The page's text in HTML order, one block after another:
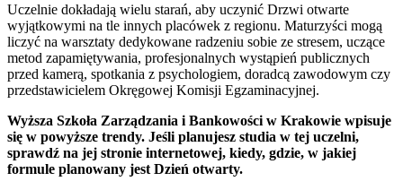
Uczelnie dokładają wielu starań, aby uczynić Drzwi otwarte
wyjątkowymi na tle innych placówek z regionu. Maturzyści mogą
liczyć na warsztaty dedykowane radzeniu sobie ze stresem, uczące
metod zapamiętywania, profesjonalnych wystąpień publicznych
przed kamerą, spotkania z psychologiem, doradcą zawodowym czy
przedstawicielem Okręgowej Komisji Egzaminacyjnej.
Wyższa Szkoła Zarządzania i Bankowości w Krakowie wpisuje
się w powyższe trendy. Jeśli planujesz studia w tej uczelni,
sprawdź na jej stronie internetowej, kiedy, gdzie, w jakiej
formule planowany jest Dzień otwarty.